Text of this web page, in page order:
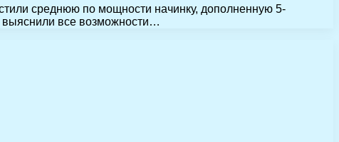
среднюю по мощности начинку, дополненную 5-
выяснили все возможности…